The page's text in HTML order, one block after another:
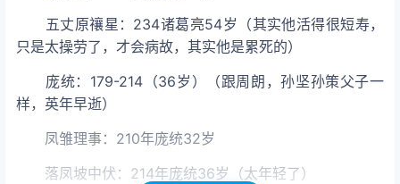
五丈原禳星：234诸葛亮54岁（其实他活得很短寿，
只是太操劳了，才会病故，其实他是累死的）
庞统：179-214（36岁）（跟周朗，孙坚孙策父子一
样，英年早逝）
凤雏理事：210年庞统32岁
落凤坡中伏：214年庞统36岁（太年轻了）